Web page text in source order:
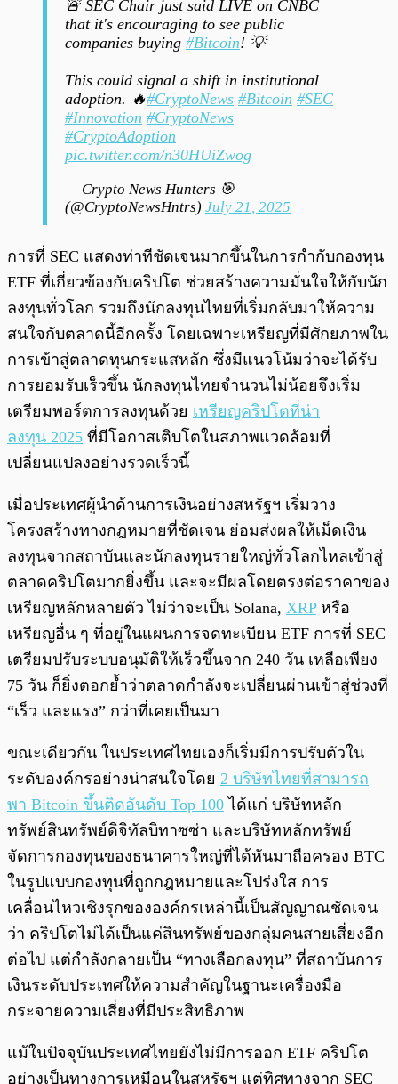
🚨 SEC Chair just said LIVE on CNBC
that it's encouraging to see public
companies buying #Bitcoin! 💡
This could signal a shift in institutional
adoption. 🔥#CryptoNews #Bitcoin #SEC
#Innovation #CryptoNews
#CryptoAdoption
pic.twitter.com/n30HUiZwog
— Crypto News Hunters 🎯
(@CryptoNewsHntrs) July 21, 2025
การที่ SEC แสดงท่าทีชัดเจนมากขึ้นในการกำกับกองทุน
ETF ที่เกี่ยวข้องกับคริปโต ช่วยสร้างความมั่นใจให้กับนัก
ลงทุนทั่วโลก รวมถึงนักลงทุนไทยที่เริ่มกลับมาให้ความ
สนใจกับตลาดนี้อีกครั้ง โดยเฉพาะเหรียญที่มีศักยภาพใน
การเข้าสู่ตลาดทุนกระแสหลัก ซึ่งมีแนวโน้มว่าจะได้รับ
การยอมรับเร็วขึ้น นักลงทุนไทยจำนวนไม่น้อยจึงเริ่ม
เตรียมพอร์ตการลงทุนด้วย เหรียญคริปโตที่น่า
ลงทุน 2025 ที่มีโอกาสเติบโตในสภาพแวดล้อมที่
เปลี่ยนแปลงอย่างรวดเร็วนี้
เมื่อประเทศผู้นำด้านการเงินอย่างสหรัฐฯ เริ่มวาง
โครงสร้างทางกฎหมายที่ชัดเจน ย่อมส่งผลให้เม็ดเงิน
ลงทุนจากสถาบันและนักลงทุนรายใหญ่ทั่วโลกไหลเข้าสู่
ตลาดคริปโตมากยิ่งขึ้น และจะมีผลโดยตรงต่อราคาของ
เหรียญหลักหลายตัว ไม่ว่าจะเป็น Solana, XRPหรือ
เหรียญอื่น ๆ ที่อยู่ในแผนการจดทะเบียน ETF การที่ SEC
เตรียมปรับระบบอนุมัติให้เร็วขึ้นจาก 240 วัน เหลือเพียง
75 วัน ก็ยิ่งตอกย้ำว่าตลาดกำลังจะเปลี่ยนผ่านเข้าสู่ช่วงที่
“เร็ว และแรง” กว่าที่เคยเป็นมา
ขณะเดียวกัน ในประเทศไทยเองก็เริ่มมีการปรับตัวใน
ระดับองค์กรอย่างน่าสนใจโดย 2 บริษัทไทยที่สามารถ
พา Bitcoin ขึ้นติดอันดับ Top 100 ได้แก่ บริษัทหลัก
ทรัพย์สินทรัพย์ดิจิทัลบิทาซซ่า และบริษัทหลักทรัพย์
จัดการกองทุนของธนาคารใหญ่ที่ได้หันมาถือครอง BTC
ในรูปแบบกองทุนที่ถูกกฎหมายและโปร่งใส การ
เคลื่อนไหวเชิงรุกขององค์กรเหล่านี้เป็นสัญญาณชัดเจน
ว่า คริปโตไม่ได้เป็นแค่สินทรัพย์ของกลุ่มคนสายเสี่ยงอีก
ต่อไป แต่กำลังกลายเป็น “ทางเลือกลงทุน” ที่สถาบันการ
เงินระดับประเทศให้ความสำคัญในฐานะเครื่องมือ
กระจายความเสี่ยงที่มีประสิทธิภาพ
แม้ในปัจจุบันประเทศไทยยังไม่มีการออก ETF คริปโต
อย่างเป็นทางการเหมือนในสหรัฐฯ แต่ทิศทางจาก SEC